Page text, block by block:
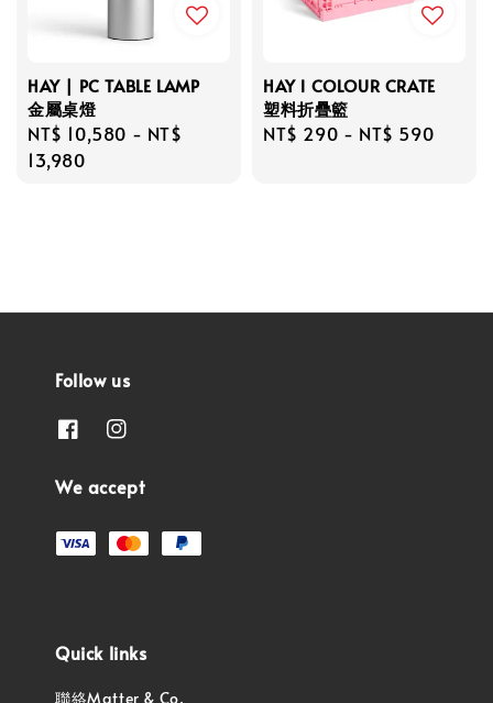
HAY | PC TABLE LAMP
金屬桌燈
Regular
price
NT$ 10,580 - NT$
13,980
HAY l COLOUR CRATE
塑料折疊籃
Regular
NT$ 290 - NT$ 590
Follow us
We accept
Quick links
聯絡Matter & Co.